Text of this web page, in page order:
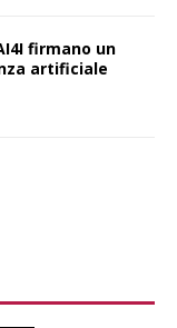
firmano un
artificiale